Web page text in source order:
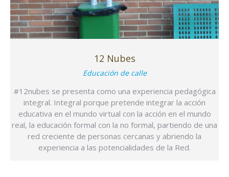
12 Nubes
Educación de calle
#12nubes se presenta como una experiencia pedagógica
integral. Integral porque pretende integrar la acción
educativa en el mundo virtual con la acción en el mundo
real, la educación formal con la no formal, partiendo de una
red creciente de personas cercanas y abriendo la
experiencia a las potencialidades de la Red.